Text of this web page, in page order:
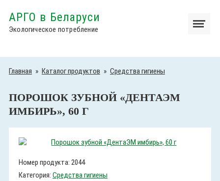
АРГО в Беларуси
Экологическое потребление
Главная » Каталог продуктов » Средства гигиены
ПОРОШОК ЗУБНОЙ «ДЕНТАЭМ
ИМБИРЬ», 60 Г
Номер продукта: 2044
Категория: Средства гигиены